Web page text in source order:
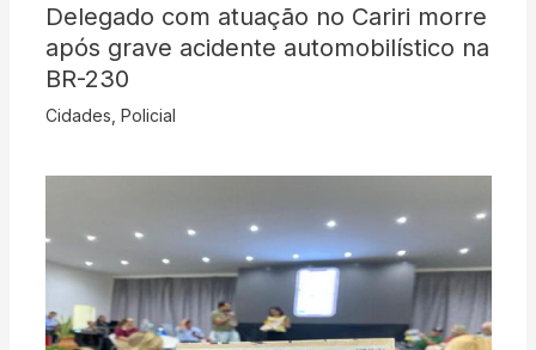
Delegado com atuação no Cariri morre
após grave acidente automobilístico na
BR-230
Cidades Policial